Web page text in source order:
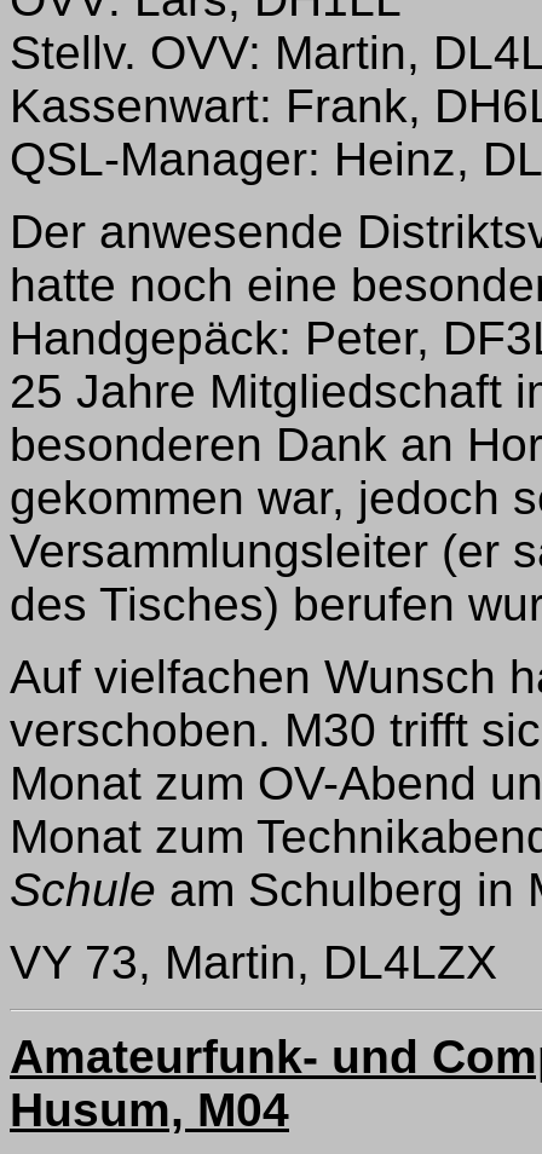
Stellv. OVV: Martin,
Kassenwart: Frank,
QSL-Manager: Heinz,
Der anwesende
hatte noch eine
Handgepäck: Peter,
25 Jahre Mitgliedschaft
besonderen Dank an
gekommen war, jedoch
Versammlungsleiter (er
des Tisches) berufen
Auf vielfachen Wunsch
verschoben. M30 trifft
Monat zum OV-Abend
Monat zum
Schule am Schulberg in
VY 73, Martin, DL4LZX
Amateurfunk- und
Husum, M04